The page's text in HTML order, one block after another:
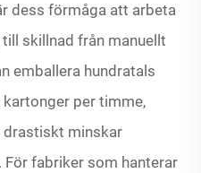
dess förmåga att arbeta
skillnad från manuellt
emballera hundratals
per timme,
drastiskt minskar
fabriker som hanterar